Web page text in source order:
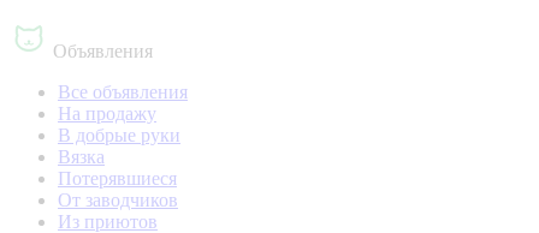
Объявления
Все объявления
На продажу
В добрые руки
Вязка
Потерявшиеся
От заводчиков
Из приютов